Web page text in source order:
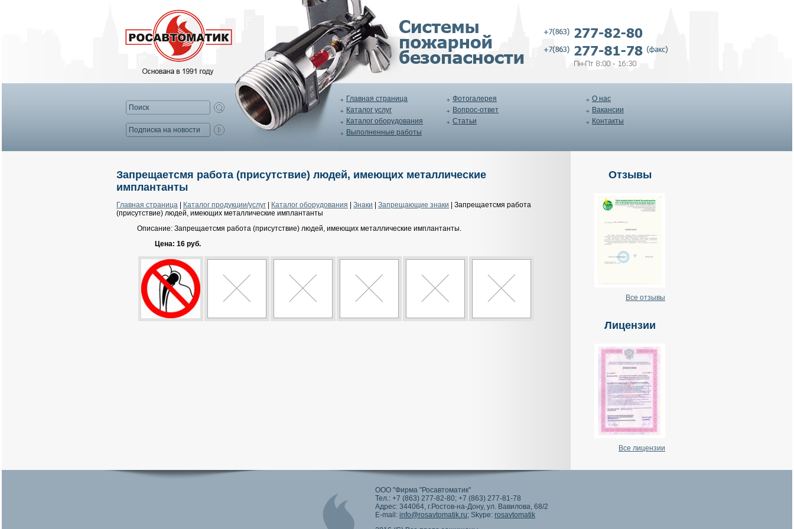
Главная страница
Каталог услуг
Каталог оборудования
Выполненные работы
Фотогалерея
Вопрос-ответ
Статьи
О нас
Вакансии
Контакты
Запрещаетсмя работа (присутствие) людей, имеющих металлические
имплантанты
Главная страница Каталог продукции/услуг Каталог оборудования Знаки Запрещающие знаки | Запрещаетсмя работа
(присутствие) людей, имеющих металлические имплантанты
Описание: Запрещаетсмя работа (присутствие) людей, имеющих металлические имплантанты.
Цена: 16 руб.
Отзывы
Все отзывы
Лицензии
Все лицензии
ООО "Фирма "Росавтоматик"
Тел.: +7 (863) 277-82-80; +7 (863) 277-81-78
Адрес: 344064, г.Ростов-на-Дону, ул. Вавилова, 68/2
E-mail: info@rosavtomatik.ru; Skype: rosavtomatik